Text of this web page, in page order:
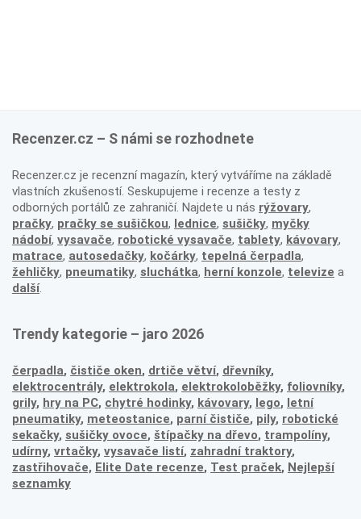
Recenzer.cz – S námi se rozhodnete
Recenzer.cz je recenzní magazín, který vytváříme na základě
vlastních zkušeností. Seskupujeme i recenze a testy z
odborných portálů ze zahraničí. Najdete u nás rýžovary,
pračky, pračky se sušičkou, lednice, sušičky, myčky
nádobí, vysavače, robotické vysavače, tablety, kávovary,
matrace, autosedačky, kočárky, tepelná čerpadla,
žehličky, pneumatiky, sluchátka, herní konzole, televize a
další.
Trendy kategorie – jaro 2026
čerpadla, čističe oken, drtiče větví, dřevníky,
elektrocentrály, elektrokola, elektrokoloběžky, foliovníky,
grily, hry na PC, chytré hodinky, kávovary, lego, letní
pneumatiky, meteostanice, parní čističe, pily, robotické
sekačky, sušičky ovoce, štípačky na dřevo, trampolíny,
udírny, vrtačky, vysavače listí, zahradní traktory,
zastřihovače, Elite Date recenze, Test praček, Nejlepší
seznamky